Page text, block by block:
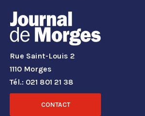
Rue Saint-Louis 2
1110 Morges
Tél.: 021 801 21 38
CONTACT